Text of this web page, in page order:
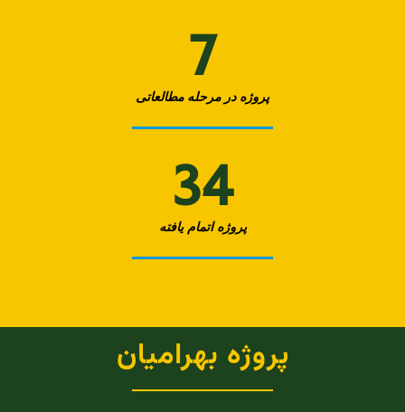
پروژه در مرحله مطالعاتی
7
پروژه اتمام یافته
34
پروژه بهرامیان